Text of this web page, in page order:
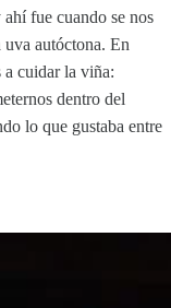
ahí fue cuando se nos
autóctona. En
a cuidar la viña:
dentro del
lo que gustaba entre